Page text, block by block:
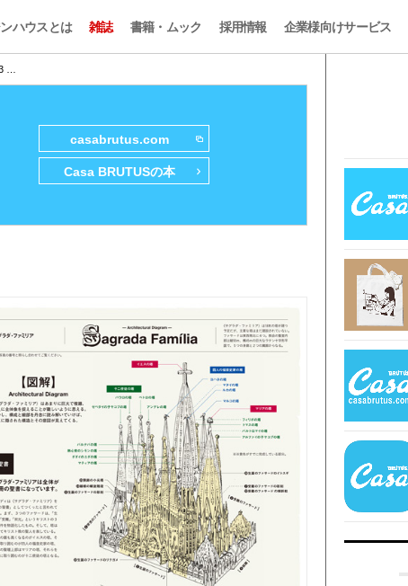
ハウスとは 雑誌 書籍・ムック 採用情報 企業様向けサービス
…
casabrutus.com
Casa BRUTUSの本